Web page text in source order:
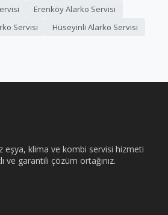
Erenköy Alarko Servisi
Servisi
Hüseyinli Alarko Servisi
eşya, klima ve kombi servisi hizmeti
ve garantili çözüm ortağınız.